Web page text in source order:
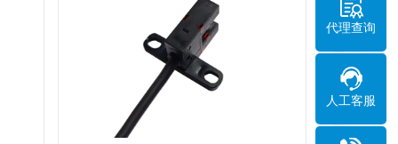
代理查询
人工客服